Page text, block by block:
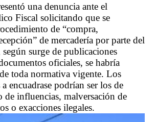
una denuncia ante el
Fiscal solicitando que se
de “compra,
de mercadería por parte del
surge de publicaciones
oficiales, se habría
toda normativa vigente. Los
encuadrase podrían ser los de
de influencias, malversación de
o exacciones ilegales.